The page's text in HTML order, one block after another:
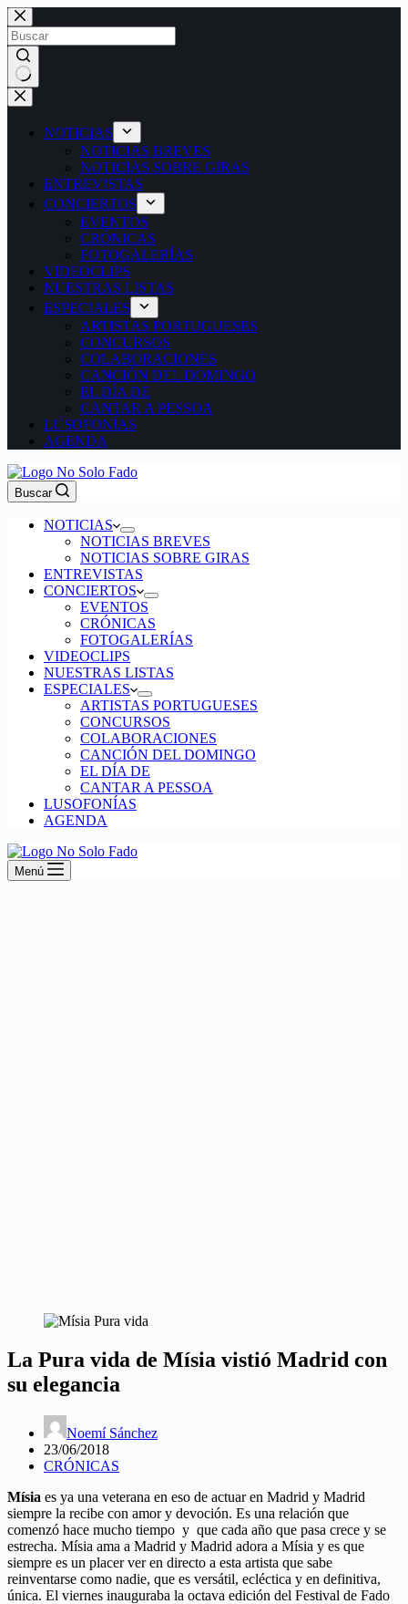
Saltar
al
contenido
Sin
resultados
NOTICIAS
NOTICIAS BREVES
NOTICIAS SOBRE GIRAS
ENTREVISTAS
CONCIERTOS
EVENTOS
CRÓNICAS
FOTOGALERÍAS
VIDEOCLIPS
NUESTRAS LISTAS
ESPECIALES
ARTISTAS PORTUGUESES
CONCURSOS
COLABORACIONES
CANCIÓN DEL DOMINGO
EL DÍA DE
CANTAR A PESSOA
LUSOFONÍAS
AGENDA
Buscar
NOTICIAS
NOTICIAS BREVES
NOTICIAS SOBRE GIRAS
ENTREVISTAS
CONCIERTOS
EVENTOS
CRÓNICAS
FOTOGALERÍAS
VIDEOCLIPS
NUESTRAS LISTAS
ESPECIALES
ARTISTAS PORTUGUESES
CONCURSOS
COLABORACIONES
CANCIÓN DEL DOMINGO
EL DÍA DE
CANTAR A PESSOA
LUSOFONÍAS
AGENDA
Menú
La Pura vida de Mísia vistió Madrid con
su elegancia
Noemí Sánchez
23/06/2018
CRÓNICAS
Mísia es ya una veterana en eso de actuar en Madrid y Madrid
siempre la recibe con amor y devoción. Es una relación que
comenzó hace mucho tiempo y que cada año que pasa crece y se
estrecha. Mísia ama a Madrid y Madrid adora a Mísia y es que
siempre es un placer ver en directo a esta artista que sabe
reinventarse como nadie, que es versátil, ecléctica y en definitiva,
única. El viernes inauguraba la octava edición del Festival de Fado